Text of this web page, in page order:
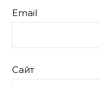
Email
Сайт